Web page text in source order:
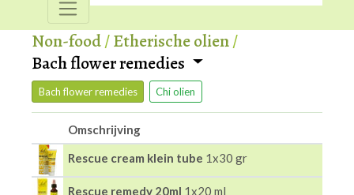
Non-food/Etherische olien/
Bach flower remedies
Bach flower remedies Chi olien
Omschrijving
Rescue cream klein tube 1x30 gr
Rescue remedy 20ml 1x20 ml